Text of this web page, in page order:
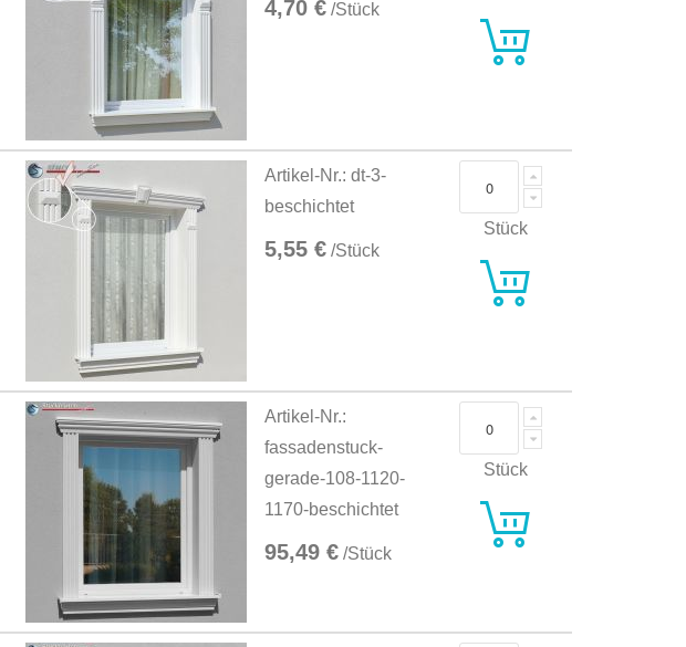
4,70 € /Stück
Artikel-Nr.: dt-3-
beschichtet
5,55 € /Stück
Stück
Artikel-Nr.:
fassadenstuck-
gerade-108-1120-
1170-beschichtet
95,49 € /Stück
Stück